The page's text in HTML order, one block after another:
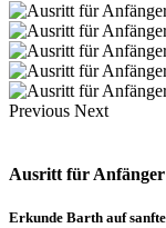
Previous Next
Ausritt für
Erkunde Barth auf